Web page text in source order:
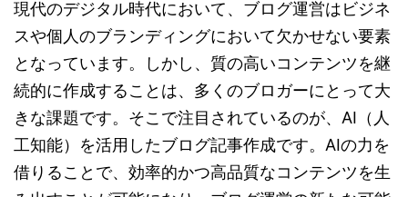
現代のデジタル時代において、ブログ運営はビジネ
スや個人のブランディングにおいて欠かせない要素
となっています。しかし、質の高いコンテンツを継
続的に作成することは、多くのブロガーにとって大
きな課題です。そこで注目されているのが、AI（人
工知能）を活用したブログ記事作成です。AIの力を
借りることで、効率的かつ高品質なコンテンツを生